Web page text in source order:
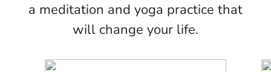
a meditation and yoga practice that
will change your life.